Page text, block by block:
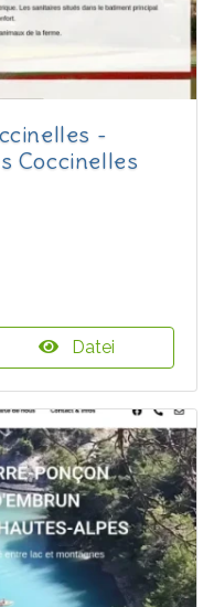
-
Coccinelles
Datei